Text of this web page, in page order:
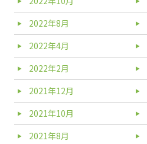
2022年8月
2022年4月
2022年2月
2021年12月
2021年10月
2021年8月